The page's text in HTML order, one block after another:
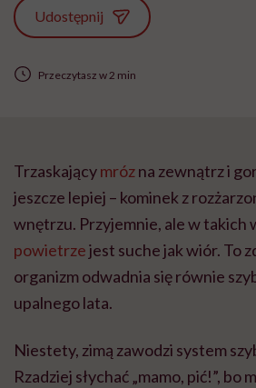
Udostępnij
Przeczytasz w 2 min
Trzaskającymrózna zewnątrz i
jeszcze lepiej – kominek z
wnętrzu. Przyjemnie, ale w takich
powietrzejest suche jak wiór. To
organizm odwadnia się równie
upalnego lata.
Niestety, zimą zawodzi system
Rzadziej słychać „mamo, pić!”, bo